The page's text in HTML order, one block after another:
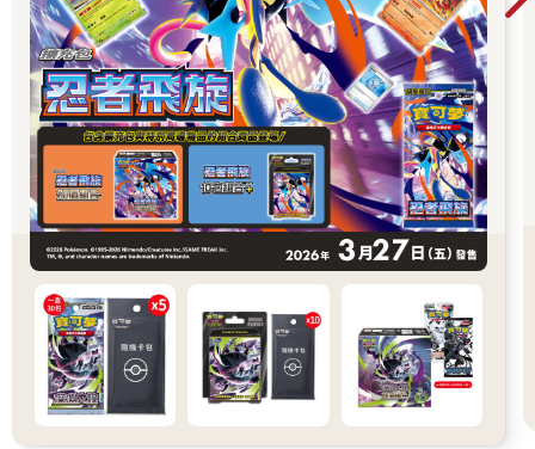
和過勞的問題根源也會永遠不再。
「人類是農莊裡唯一只消費不生產的生物。他不產奶，不下蛋，
力不能拉犁，跑不能逐兔，但他卻是所有動物的主人。他驅使所
有的動物工作，而他給動物們的食物卻只能勉強不致餓死，自己
卻將剩下的都奪走。是我們在辛勤地耕地，是我們的糞便使大地
肥沃，而兩手空空的也是我們。奶牛們，去年我看見妳們擠出了
成千加侖的奶，而這些本該餵養出強壯牛犢的奶水到哪裡去了？
每一滴都流進了我們敵人的喉嚨裡！妳們，母雞們，去年妳們又
生了多少個蛋？其中有多少個被孵成了小雞？剩下的都被送到市
場上為瓊斯和他的雇工們換得了錢幣。還有妳，克羅薇，妳生的
都在剛滿一歲的時候就被賣掉了，妳再也不會見到他們。而妳在
經歷了四次分娩和在牧場辛勤勞動後又得到了什麼？僅僅是一口
糧食和一個窩。
「甚至，我們如此悲慘地生活，還不讓我們安享天年。我是不需
為自己抱怨什麼的，畢竟我還算是個幸運的傢伙。我已經十二歲
了，有了四百多個子孫。這只是每一頭豬都該享有的正常生活。